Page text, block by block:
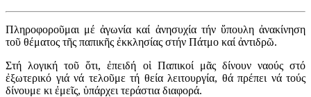
Πληροφοροῦμαι μέ ἀγωνία καί ἀνησυχία τήν ὕπουλη ἀνακίνηση
τοῦ θέματος τῆς παπικῆς ἐκκλησίας στήν Πάτμο καί ἀντιδρῶ.
Στή λογική τοῦ ὅτι, ἐπειδή οἱ Παπικοί μᾶς δίνουν ναούς στό
ἐξωτερικό γιά νά τελοῦμε τή θεία λειτουργία, θά πρέπει νά τούς
δίνουμε κι ἐμεῖς, ὑπάρχει τεράστια διαφορά.